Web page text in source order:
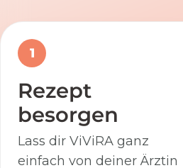
1
Rezept
besorgen
Lass dir ViViRA ganz
einfach von deiner Ärztin